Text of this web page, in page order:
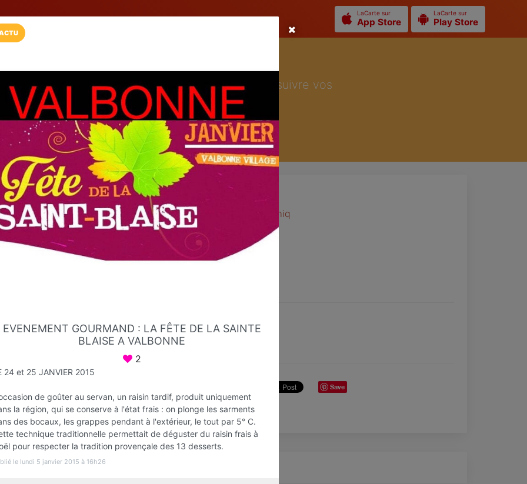
LaCarte sur
App Store
LaCarte sur
Play Store
Installez l'App LaCarte
Téléchargez gratuitement l'app LaCarte pour suivre vos
commerces favoris et ne rien rater !
Télécharger Plus tard
La Route...06
Etapes Touristiqu et Gastronomiq
Nice
Save
Infos
EVENEMENT GOURMAND : LA FÊTE DE LA SAINTE
BLAISE A VALBONNE
2
24 et 25 JANVIER 2015
de goûter au servan, un raisin tardif, produit uniquement
la région, qui se conserve à l'état frais : on plonge les sarments
des bocaux, les grappes pendant à l'extérieur, le tout par 5° C.
technique traditionnelle permettait de déguster du raisin frais à
pour respecter la tradition provençale des 13 desserts.
le lundi 5 janvier 2015 à 16h26